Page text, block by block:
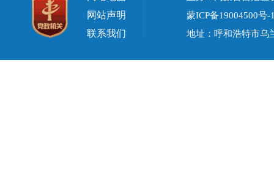
网站声明
联系我们
蒙ICP备19004500号-
地址：呼和浩特市